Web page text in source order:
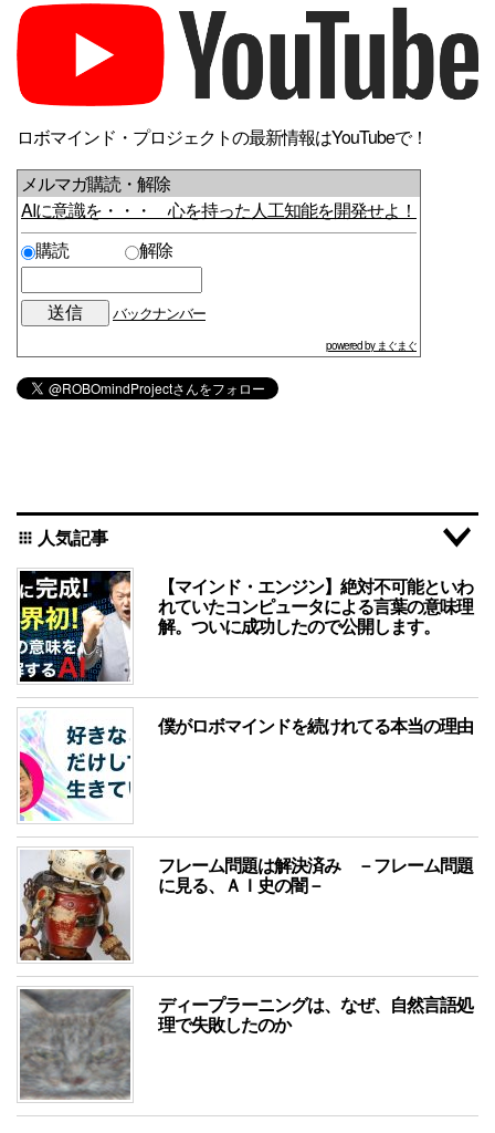
ロボマインド・プロジェクトの最新情報はYouTubeで！
メルマガ購読・解除
AIに意識を・・・ 心を持った人工知能を開発せよ！
購読
解除
バックナンバー
powered by まぐまぐ
apps 人気記事
【マインド・エンジン】絶対不可能といわ
れていたコンピュータによる言葉の意味理
解。ついに成功したので公開します。
僕がロボマインドを続けれてる本当の理由
フレーム問題は解決済み －フレーム問題
に見る、ＡＩ史の闇－
ディープラーニングは、なぜ、自然言語処
理で失敗したのか